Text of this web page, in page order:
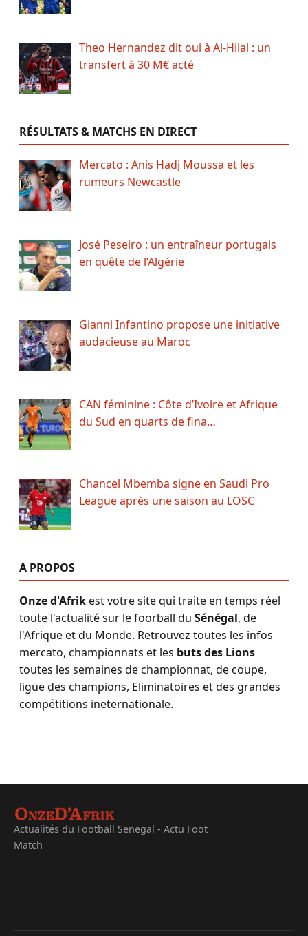
Theo Hernandez dit oui à Al-Hilal : un
transfert à 30 M€ acté
RÉSULTATS & MATCHS EN DIRECT
Mercato : Anis Hadj Moussa et les
rumeurs Newcastle
José Peseiro : un entraîneur portugais
en quête de l’Algérie
Gianni Infantino propose une initiative
audacieuse au Maroc
CAN féminine : Côte d’Ivoire et Afrique
du Sud en quarts de fina…
Chancel Mbemba signe en Saudi Pro
League après une saison au LOSC
A PROPOS
Onze d'Afrikest votre site qui traite en temps réel
toute l'actualité sur le foorball du Sénégal, de
l'Afrique et du Monde. Retrouvez toutes les infos
mercato, championnats et les buts des Lions
toutes les semaines de championnat, de coupe,
ligue des champions, Eliminatoires et des grandes
compétitions ineternationale.
Actualités du Football Senegal - Actu Foot
Match